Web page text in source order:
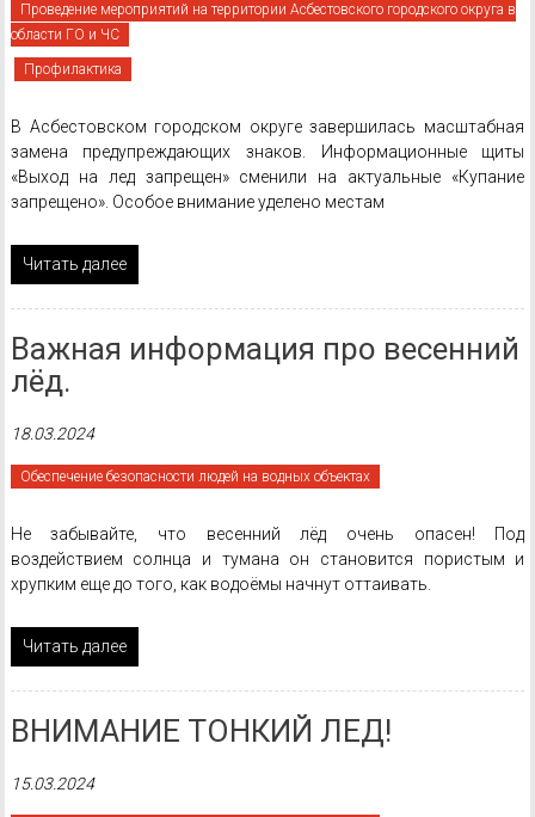
Проведение мероприятий на территории Асбестовского городского округа в
области ГО и ЧС
Профилактика
В Асбестовском городском округе завершилась масштабная
замена предупреждающих знаков. Информационные щиты
«Выход на лед запрещен» сменили на актуальные «Купание
запрещено». Особое внимание уделено местам
Читать далее
Важная информация про весенний
лёд.
18.03.2024
Обеспечение безопасности людей на водных объектах
Не забывайте, что весенний лёд очень опасен! Под
воздействием солнца и тумана он становится пористым и
хрупким еще до того, как водоёмы начнут оттаивать.
Читать далее
ВНИМАНИЕ ТОНКИЙ ЛЕД!
15.03.2024